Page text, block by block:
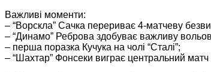
Важливі моменти:
– “Ворскла” Сачка перериває 4-матчеву
– “Динамо” Реброва здобуває важливу
– перша поразка Кучука на чолі “Сталі”;
– “Шахтар” Фонсеки виграє центральний